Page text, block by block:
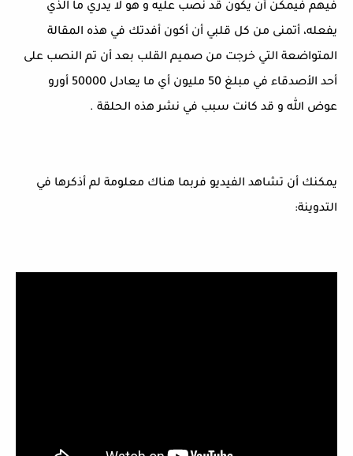
فيهم فيمكن أن يكون قد نصب عليه و هو لا يدري ما الذي
يفعله، أتمنى من كل قلبي أن أكون أفدتك في هذه المقالة
المتواضعة التي خرجت من صميم القلب بعد أن تم النصب على
أحد الأصدقاء في مبلغ 50 مليون أي ما يعادل 50000 أورو
عوض الله و قد كانت سبب في نشر هذه الحلقة .
يمكنك أن تشاهد الفيديو فربما هناك معلومة لم أذكرها في
التدوينة: